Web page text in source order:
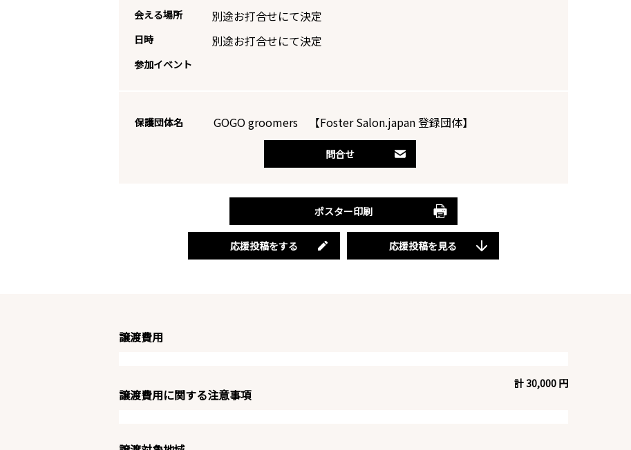
会える場所 別途お打合せにて決定
日時 別途お打合せにて決定
参加イベント
保護団体名 GOGO groomers 【Foster Salon.japan 登録団体】
問合せ
ポスター印刷
応援投稿をする 応援投稿を見る
譲渡費用
計 30,000 円
譲渡費用に関する注意事項